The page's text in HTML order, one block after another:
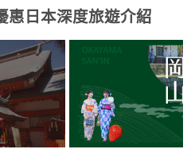
惠日本深度旅遊介紹